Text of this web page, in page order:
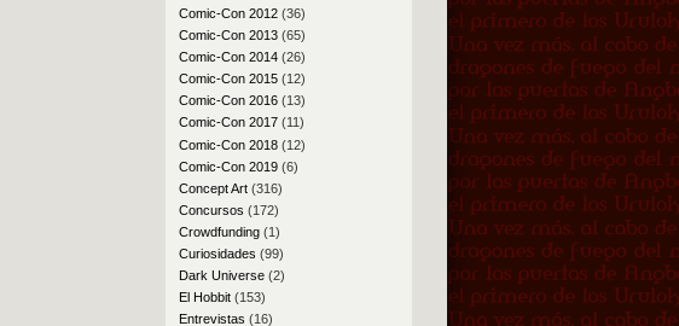
Comic-Con 2012(36)
Comic-Con 2013(65)
Comic-Con 2014(26)
Comic-Con 2015(12)
Comic-Con 2016(13)
Comic-Con 2017(11)
Comic-Con 2018(12)
Comic-Con 2019(6)
Concept Art(316)
Concursos (172)
Crowdfunding(1)
Curiosidades (99)
Dark Universe(2)
El Hobbit(153)
Entrevistas (16)